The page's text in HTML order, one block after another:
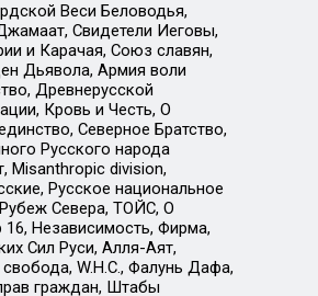
Веси Беловодья,
Свидетели Иеговы,
и Карачая, Союз славян,
Дьявола, Армия воли
Древнерусской
Кровь и Честь, О
Северное Братство,
Русского народа
Misanthropic division,
Русское национальное
Севера, ТОЙС, О
Независимость, Фирма,
Сил Руси, Алля-Аят,
W.H.С., Фалунь Дафа,
граждан, Штабы